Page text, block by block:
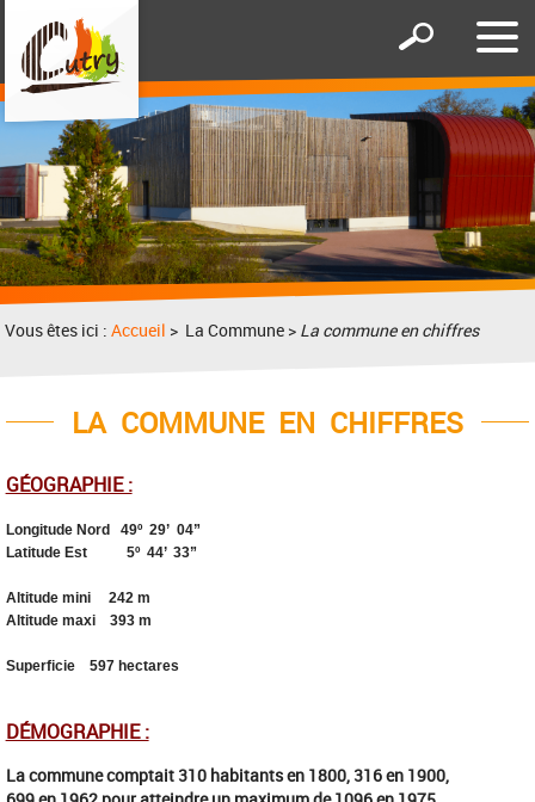
le
Afficher
formulaire
de
recherche
Vous êtes ici :Accueil > La Commune > La commune en chiffres
LA COMMUNE EN CHIFFRES
GÉOGRAPHIE :
Longitude Nord 49º 29’ 04”
Latitude Est 5º 44’ 33”
Altitude mini 242 m
Altitude maxi 393 m
Superficie 597 hectares
DÉMOGRAPHIE :
La commune comptait 310 habitants en 1800, 316 en 1900,